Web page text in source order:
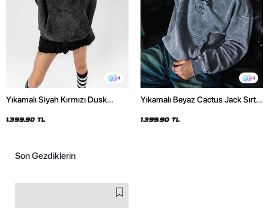
4
Yıkamalı Siyah Kırmızı Dusk
1.399,90 TL
4
Yıkamalı Beyaz Cactus Jack Sırt
1.399,90 TL
Son Gezdiklerin